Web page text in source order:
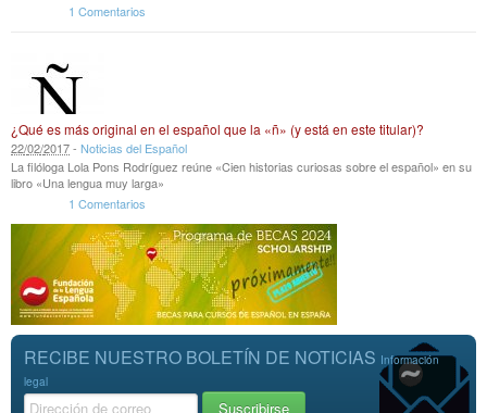
1 Comentarios
¿Qué es más original en el español que la «ñ» (y está en este titular)?
22/02/2017- Noticias del Español
La filóloga Lola Pons Rodríguez reúne «Cien historias curiosas sobre el español» en su
libro «Una lengua muy larga»
1 Comentarios
RECIBE NUESTRO BOLETÍN DE NOTICIAS Información
legal